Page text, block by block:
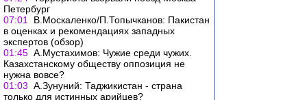
Петербург
07:01
В.Москаленко/П.Топычканов: Пакистан
в оценках и рекомендациях западных
экспертов (обзор)
01:45 А.Мустахимов: Чужие среди чужих.
Казахстанскому обществу оппозиция не
нужна вовсе?
01:03 А.Зунуний: Таджикистан - страна
только для истинных арийцев?